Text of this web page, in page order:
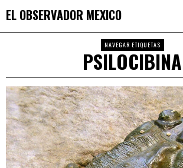
EL OBSERVADOR MEXICO
NAVEGAR ETIQUETAS
PSILOCIBINA